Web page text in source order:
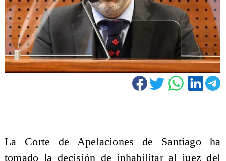
La Corte de Apelaciones de Santiago ha
tomado la decisión de inhabilitar al juez del